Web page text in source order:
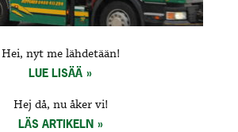
Hei, nyt me lähdetään!
LUE LISÄÄ
Hej då, nu åker vi!
LÄS ARTIKELN